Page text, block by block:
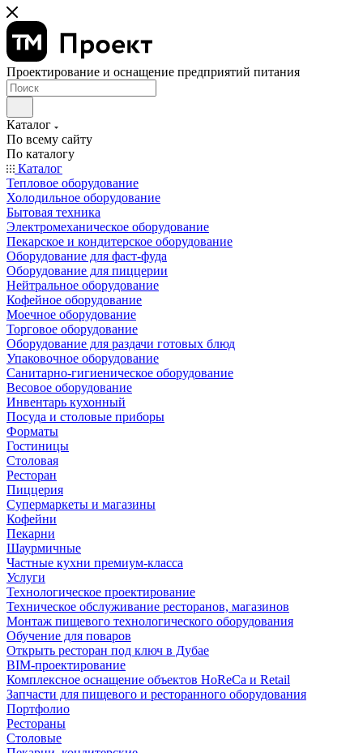
Проектирование и оснащение предприятий питания
Каталог
По всему сайту
По каталогу
Каталог
Тепловое оборудование
Холодильное оборудование
Бытовая техника
Электромеханическое оборудование
Пекарское и кондитерское оборудование
Оборудование для фаст-фуда
Оборудование для пиццерии
Нейтральное оборудование
Кофейное оборудование
Моечное оборудование
Торговое оборудование
Оборудование для раздачи готовых блюд
Упаковочное оборудование
Санитарно-гигиеническое оборудование
Весовое оборудование
Инвентарь кухонный
Посуда и столовые приборы
Форматы
Гостиницы
Столовая
Ресторан
Пиццерия
Супермаркеты и магазины
Кофейни
Пекарни
Шаурмичные
Частные кухни премиум-класса
Услуги
Технологическое проектирование
Техническое обслуживание ресторанов, магазинов
Монтаж пищевого технологического оборудования
Обучение для поваров
Открыть ресторан под ключ в Дубае
BIM-проектирование
Комплексное оснащение объектов HoReCa и Retail
Запчасти для пищевого и ресторанного оборудования
Портфолио
Рестораны
Столовые